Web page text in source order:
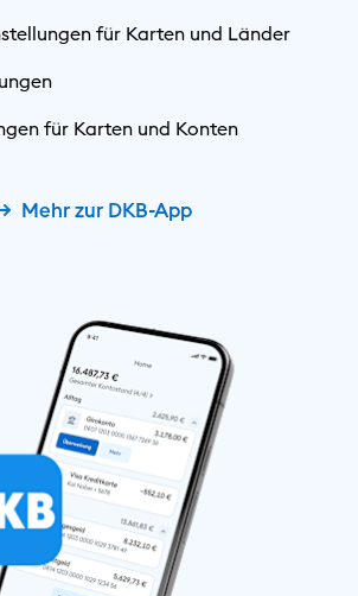
für Karten und Länder
für Karten und Konten
Mehr zur DKB-App